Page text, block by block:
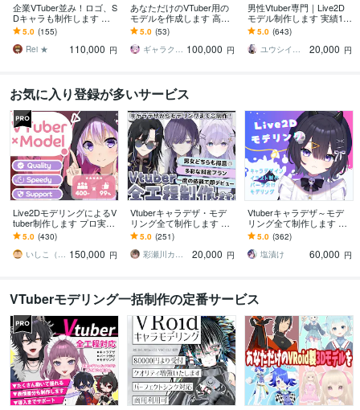
企業VTuber並み！ロゴ、S
Dキャラも制作します デ
ビュー徹底サポート！満
足いくまで修正無制限、
著作権譲渡
5.0 (155)
Rei ★
110,000 円
あなただけのVTuber用の
モデルを作成します 高ク
オリティな自分だけのモ
デルを作成させていただ
きます！
5.0 (53)
ギャラクシー 伊藤 100,000 円
男性Vtuber専門｜Live2D
モデル制作します 実績17
00件以上｜全工程対応・
著作権譲渡込｜初心者も
安心
5.0 (643)
ユウシイ＠Vtuber制作
20,000 円
お気に入り登録が多いサービス
Live2DモデリングによるV
tuber制作します プロ実績
7年以上のLive2Dモデリン
グによるVtuber
5.0 (430)
いしこ（ISHICO） 150,000 円
Vtuberキャラデザ・モデ
リング全て制作します 男
性女性キャラどちらも得
意です♪イラストのみモデ
リングのみ可
5.0 (251)
彩瀬川カトレア
20,000 円
Vtuberキャラデザ～モデ
リング全て制作します イ
ラストのみ・モデリング
のみのご依頼も可能で
す。
5.0 (362)
塩漬け
60,000 円
VTuberモデリング一括制作の定番サービス